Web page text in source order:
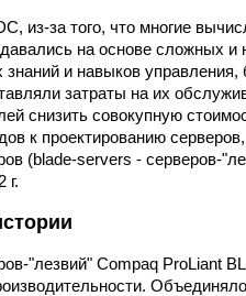
из-за того, что многие
на основе сложных и
и навыков
затраты на их
снизить совокупную
к проектированию
(blade-servers - серверов-
г.
"лезвий" Compaq ProLiant